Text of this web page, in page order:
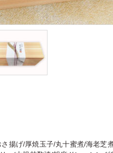
揚げ/厚焼玉子/丸十蜜煮/海老芝